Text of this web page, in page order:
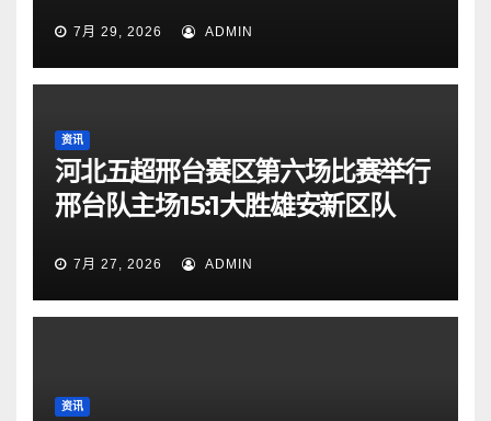
7月 29, 2026 ADMIN
资讯
河北五超邢台赛区第六场比赛举行
邢台队主场15:1大胜雄安新区队
7月 27, 2026 ADMIN
资讯